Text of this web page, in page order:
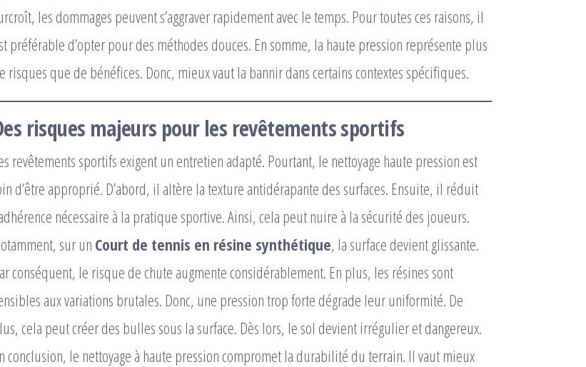
les dommages peuvent s’aggraver rapidement avec le temps. Pour toutes ces raisons, il
préférable d’opter pour des méthodes douces. En somme, la haute pression représente plus
risques que de bénéfices. Donc, mieux vaut la bannir dans certains contextes spécifiques.
risques majeurs pour les revêtements sportifs
revêtements sportifs exigent un entretien adapté. Pourtant, le nettoyage haute pression est
d’être approprié. D’abord, il altère la texture antidérapante des surfaces. Ensuite, il réduit
nécessaire à la pratique sportive. Ainsi, cela peut nuire à la sécurité des joueurs.
sur un Court de tennis en résine synthétique, la surface devient glissante.
conséquent, le risque de chute augmente considérablement. En plus, les résines sont
aux variations brutales. Donc, une pression trop forte dégrade leur uniformité. De
cela peut créer des bulles sous la surface. Dès lors, le sol devient irrégulier et dangereux.
conclusion, le nettoyage à haute pression compromet la durabilité du terrain. Il vaut mieux